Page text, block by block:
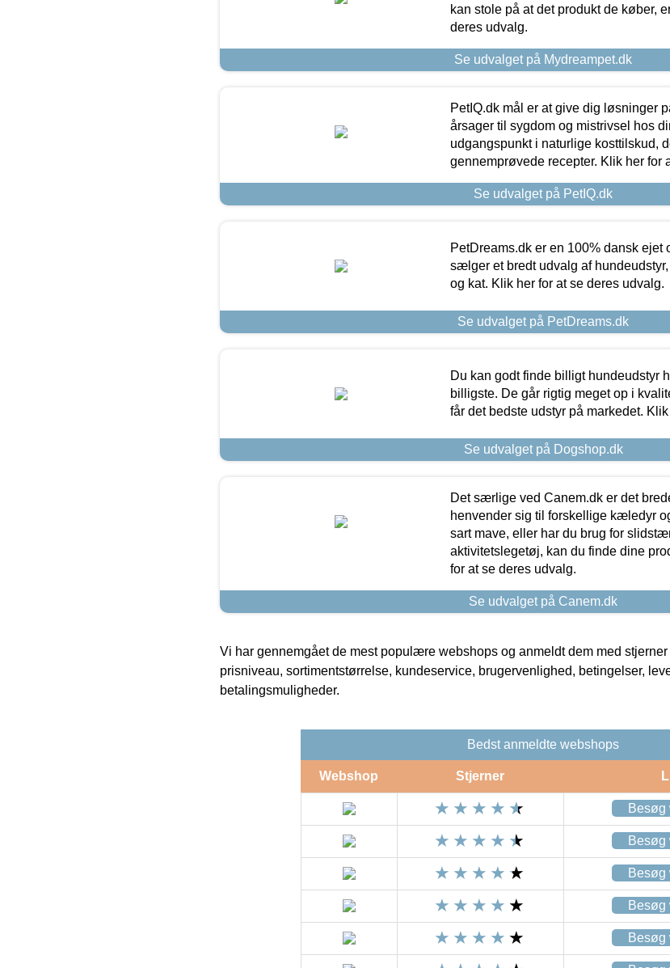
kan stole på at det produkt de køber,
deres udvalg.
Se udvalget på Mydreampet.dk
PetIQ.dk mål er at give dig løsninger
årsager til sygdom og mistrivsel hos
udgangspunkt i naturlige kosttilskud,
gennemprøvede recepter. Klik her for
Se udvalget på PetIQ.dk
PetDreams.dk er en 100% dansk
sælger et bredt udvalg af
og kat. Klik her for at se deres udvalg.
Se udvalget på PetDreams.dk
Du kan godt finde billigt hundeudstyr
billigste. De går rigtig meget op i
får det bedste udstyr på markedet.
Se udvalget på Dogshop.dk
Det særlige ved Canem.dk er det
henvender sig til forskellige kæledyr
sart mave, eller har du brug for
aktivitetslegetøj, kan du finde dine
for at se deres udvalg.
Se udvalget på Canem.dk
Vi har gennemgået de mest populære webshops og anmeldt dem med
prisniveau, sortimentstørrelse, kundeservice, brugervenlighed, betingelser,
betalingsmuligheder.
Bedst anmeldte webshops
Webshop Stjerner
Besøg
Besøg
Besøg
Besøg
Besøg